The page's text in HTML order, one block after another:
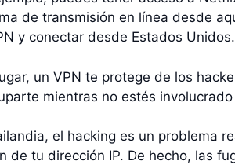
de transmisión en línea desde
y conectar desde Estados Unidos.
un VPN te protege de los
mientras no estés
el hacking es un problema
de tu dirección IP. De hecho, las